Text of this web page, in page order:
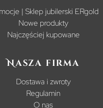
| Sklep jubilerski ERgold
Nowe produkty
Najczęściej kupowane
Nasza firma
Dostawa i zwroty
Regulamin
O nas